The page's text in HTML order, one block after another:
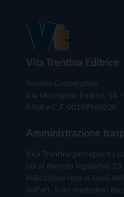
Vita Trentina Editrice
Società Cooperativa
Via Monsignor Endrici, 14
P.IVA e C.F. 00199960220
Amministrazione
Vita Trentina percepisce i
cui al decreto legislativo 15
Indicazione resa ai sensi
dell'art. 5 del medesimo